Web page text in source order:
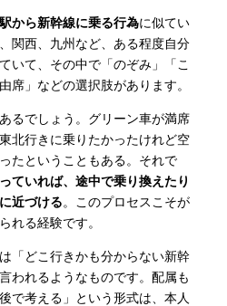
から新幹線に乗る行為に似てい
関西、九州など、ある程度自分
いて、その中で「のぞみ」「こ
席」などの選択肢があります。
るでしょう。グリーン車が満席
北行きに乗りたかったけれど空
たということもある。それで
ていれば、途中で乗り換えたり
近づける。このプロセスこそが
れる経験です。
「どこ行きかも分からない新幹
われるようなものです。配属も
で考える」という形式は、本人